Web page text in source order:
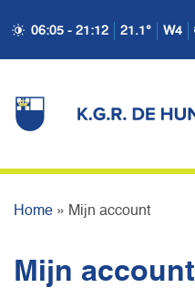
06:05 - 21:12 21.1° W4
Home » Mijn account
Mijn account